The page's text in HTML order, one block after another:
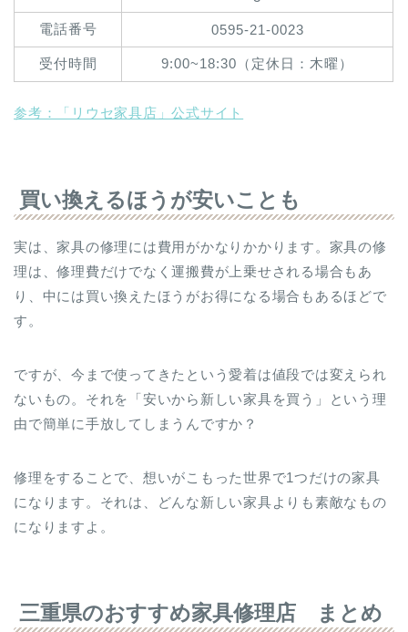
電話番号 0595-21-0023
受付時間 9:00~18:30（定休日：木曜）
参考：「リウセ家具店」公式サイト
買い換えるほうが安いことも
実は、家具の修理には費用がかなりかかります。家具の修
理は、修理費だけでなく運搬費が上乗せされる場合もあ
り、中には買い換えたほうがお得になる場合もあるほどで
す。
ですが、今まで使ってきたという愛着は値段では変えられ
ないもの。それを「安いから新しい家具を買う」という理
由で簡単に手放してしまうんですか？
修理をすることで、想いがこもった世界で1つだけの家具
になります。それは、どんな新しい家具よりも素敵なもの
になりますよ。
三重県のおすすめ家具修理店 まとめ